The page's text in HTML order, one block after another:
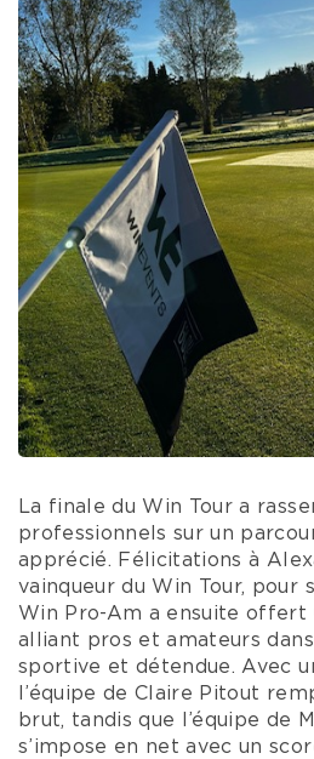
La finale du Win Tour a
professionnels sur un
apprécié. Félicitations à
vainqueur du Win Tour, pour
Win Pro-Am a ensuite offert
alliant pros et amateurs
sportive et détendue. Avec
l’équipe de Claire Pitout
brut, tandis que l’équipe de
s’impose en net avec un